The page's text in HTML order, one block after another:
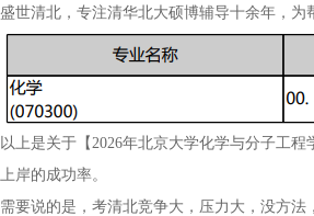
盛世清北，专注清华北大硕博辅导十余年，
以上是关于【2026年北京大学化学与分子工
上岸的成功率。
需要说的是，考清北竞争大，压力大，没方